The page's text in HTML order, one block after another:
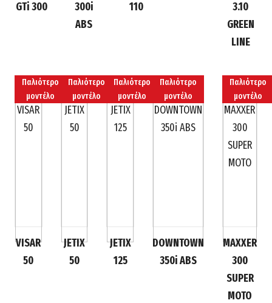
GTi 300
300i
ABS
110
3.10
GREEN
LINE
Παλιότερο
μοντέλο
VISAR
50
Παλιότερο
μοντέλο
JETIX
50
Παλιότερο
μοντέλο
JETIX
125
Παλιότερο
μοντέλο
DOWNTOWN
350i ABS
Παλιότερο
μοντέλο
MAXXER
300
SUPER
MOTO